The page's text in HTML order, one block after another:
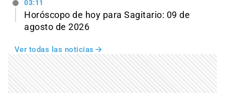
03:11
Horóscopo de hoy para Sagitario: 09 de
agosto de 2026
Ver todas las noticias